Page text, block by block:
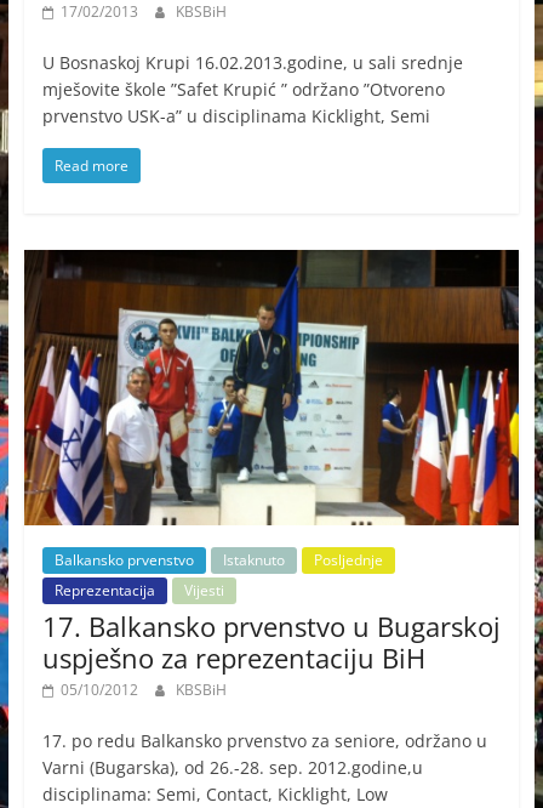
17/02/2013 KBSBiH
U Bosnaskoj Krupi 16.02.2013.godine, u sali srednje
mješovite škole ”Safet Krupić ” održano ”Otvoreno
prvenstvo USK-a” u disciplinama Kicklight, Semi
Read more
Balkansko prvenstvo Istaknuto
Posljednje
Reprezentacija
Vijesti
17. Balkansko prvenstvo u Bugarskoj
uspješno za reprezentaciju BiH
05/10/2012 KBSBiH
17. po redu Balkansko prvenstvo za seniore, održano u
Varni (Bugarska), od 26.-28. sep. 2012.godine,u
disciplinama: Semi, Contact, Kicklight, Low